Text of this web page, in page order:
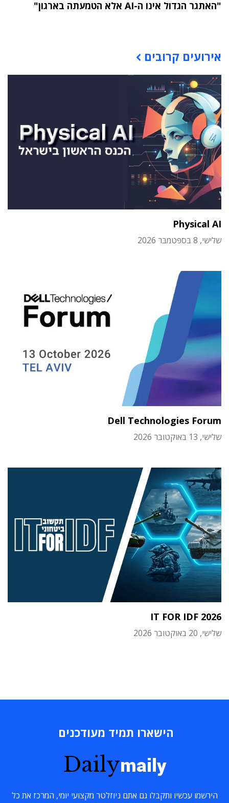
"האתגר הגדול אינו ה-AI אלא הטמעתה בארגון"
אירועים קרובים
Physical AI
שלישי, 8 בספטמבר 2026
Dell Technologies Forum
שלישי, 13 באוקטובר 2026
IT FOR IDF 2026
שלישי, 20 באוקטובר 2026
הישארו תמיד מעודכנים
Dailymaily
הירשמו עכשיו ותקבלו גם אתם ניוזלטר מקצועי יומי, המרכז את כל